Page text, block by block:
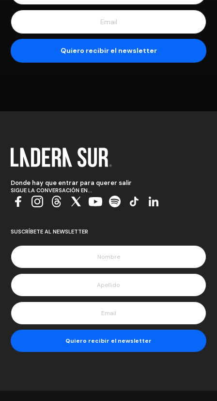
Donde hay que entrar para querer salir
SIGUE LA CONVERSACIÓN EN...
SUSCRÍBETE AL NEWSLETTER